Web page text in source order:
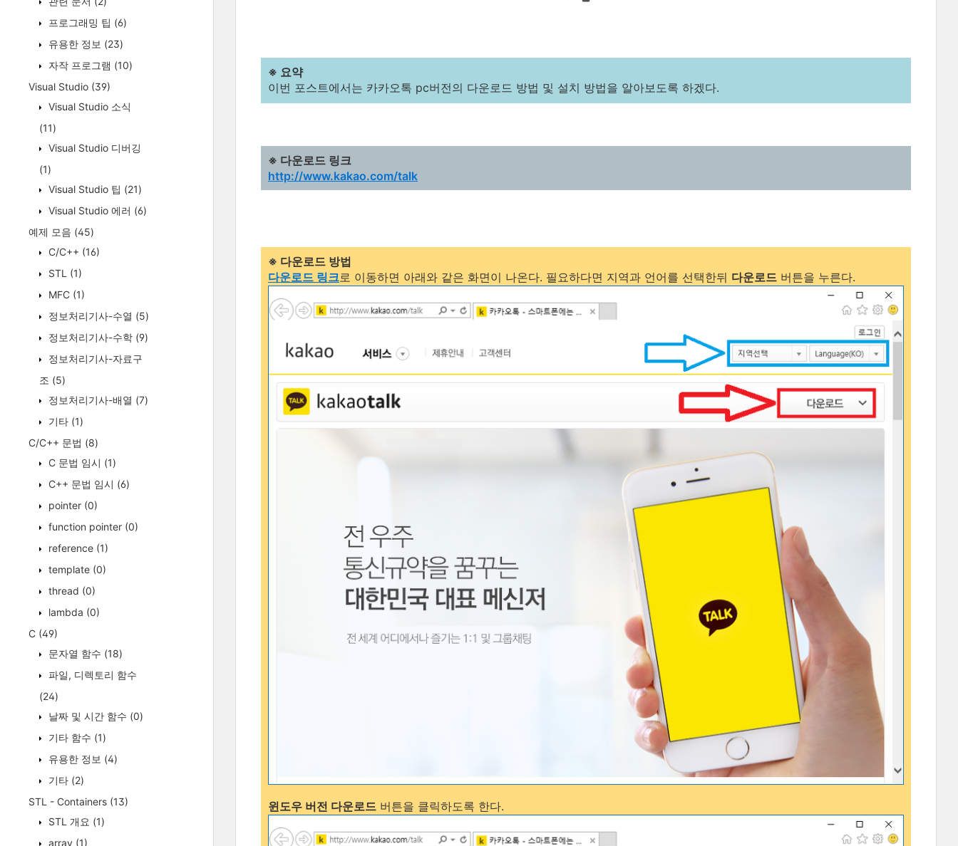
프로그래밍 팁 (6)
유용한 정보 (23)
자작 프로그램 (10)
Visual Studio (39)
Visual Studio 소식
(11)
Visual Studio 디버깅
(1)
Visual Studio 팁 (21)
Visual Studio 에러 (6)
예제 모음 (45)
C/C++ (16)
STL (1)
MFC (1)
정보처리기사-수열 (5)
정보처리기사-수학 (9)
정보처리기사-자료구
조 (5)
정보처리기사-배열 (7)
기타 (1)
C/C++ 문법 (8)
C 문법 임시 (1)
C++ 문법 임시 (6)
pointer (0)
function pointer (0)
reference (1)
template (0)
thread (0)
lambda (0)
C (49)
문자열 함수 (18)
파일, 디렉토리 함수
(24)
날짜 및 시간 함수 (0)
기타 함수 (1)
유용한 정보 (4)
기타 (2)
STL - Containers (13)
STL 개요 (1)
array (1)
※ 요약
이번 포스트에서는 카카오톡 pc버전의 다운로드 방법 및 설치 방법을 알아보도록 하겠다.
※ 다운로드 링크
http://www.kakao.com/talk
※ 다운로드 방법
다운로드 링크로 이동하면 아래와 같은 화면이 나온다. 필요하다면 지역과 언어를 선택한뒤 다운로드 버튼을 누른다.
윈도우 버전 다운로드 버튼을 클릭하도록 한다.